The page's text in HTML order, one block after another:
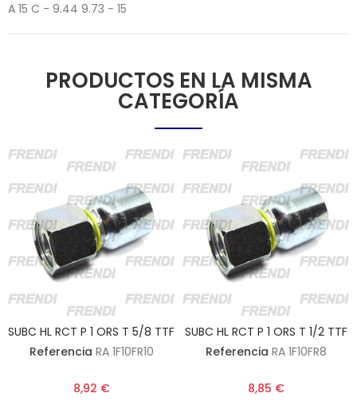
A 15 C - 9.44 9.73 - 15
PRODUCTOS EN LA MISMA
CATEGORÍA
SUBC HL RCT P 1 ORS T 5/8 TTF
Referencia RA 1F10FR10
8,92 €
SUBC HL RCT P 1 ORS T 1/2 TTF
Referencia RA 1F10FR8
8,85 €